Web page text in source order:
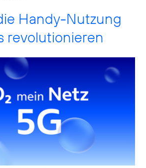
Handy-Nutzung
revolutionieren